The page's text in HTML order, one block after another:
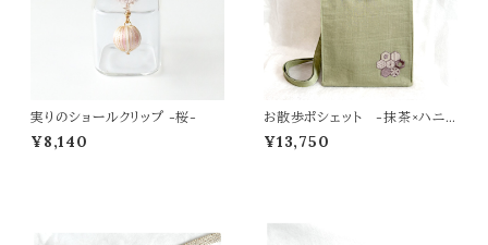
実りのショールクリップ -桜-
¥8,140
お散歩ポシェット -抹茶×ハニ
カム亀甲-
¥13,750